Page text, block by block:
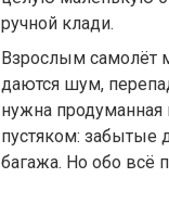
ручной клади.
Взрослым самолёт
даются шум,
нужна продуманная
пустяком: забытые
багажа. Но обо всё